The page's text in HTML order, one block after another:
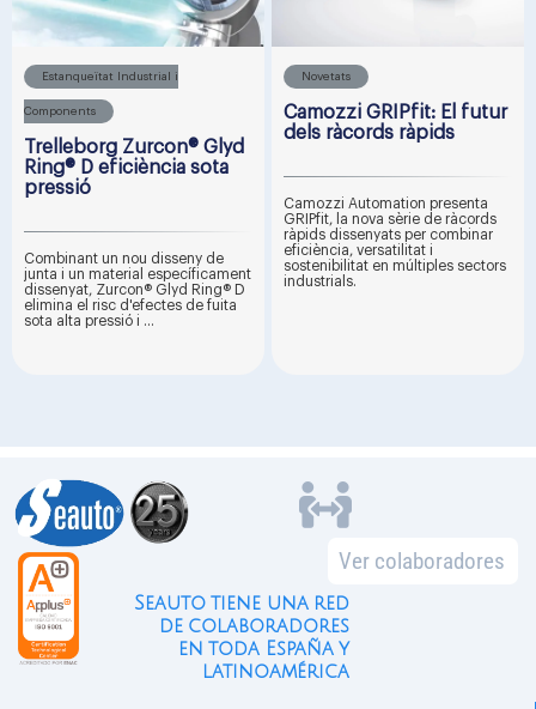
Estanqueïtat Industrial i
Components
Trelleborg Zurcon® Glyd
Ring® D eficiència sota
pressió
Combinant un nou disseny de
junta i un material específicament
dissenyat, Zurcon® Glyd Ring® D
elimina el risc d'efectes de fuita
sota alta pressió i ...
Novetats
Camozzi GRIPfit: El futur
dels ràcords ràpids
Camozzi Automation presenta
GRIPfit, la nova sèrie de ràcords
ràpids dissenyats per combinar
eficiència, versatilitat i
sostenibilitat en múltiples sectors
industrials.
Ver colaboradores
Seauto tiene una red
de colaboradores
en toda España y
latinoamérica